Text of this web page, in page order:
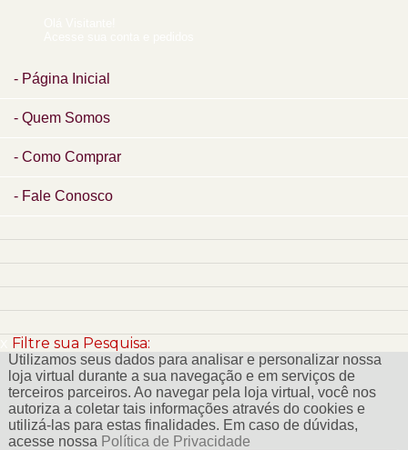
Página Inicial
Quem Somos
Como Comprar
Fale Conosco
Filtre sua Pesquisa:
Utilizamos seus dados para analisar e personalizar nossa
loja virtual durante a sua navegação e em serviços de
terceiros parceiros. Ao navegar pela loja virtual, você nos
autoriza a coletar tais informações através do cookies e
utilizá-las para estas finalidades. Em caso de dúvidas,
acesse nossa Política de Privacidade